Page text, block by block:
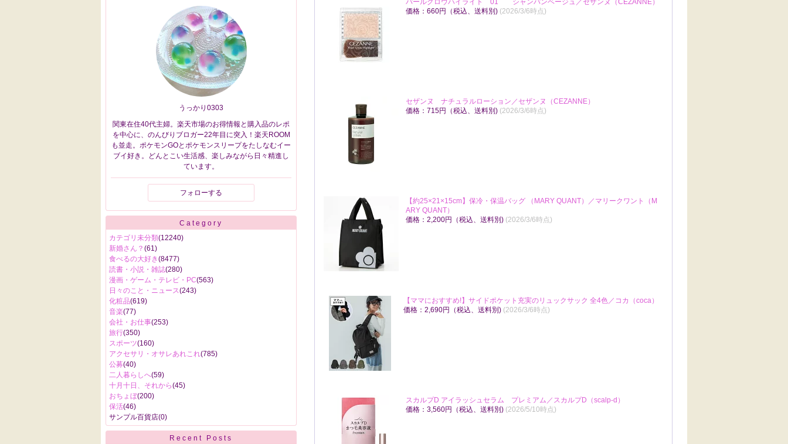
うっかり0303
関東在住40代主婦。楽天市場のお得情報と購入品のレポ
を中心に、のんびりブロガー22年目に突入！楽天ROOM
も並走。ポケモンGOとポケモンスリープをたしなむイー
ブイ好き。どんとこい生活感、楽しみながら日々精進し
ています。
フォローする
Category
カテゴリ未分類(12240)
新婚さん？ (61)
食べるの大好き(8477)
読書・小説・雑誌(280)
漫画・ゲーム・テレビ・PC(563)
日々のこと・ニュース(243)
化粧品(619)
音楽(77)
会社・お仕事(253)
旅行(350)
スポーツ(160)
アクセサリ・オサレあれこれ(785)
公募(40)
二人暮らしへ(59)
十月十日、それから(45)
おちょぼ(200)
保活(46)
サンプル百貨店(0)
Recent Posts
パールグロウハイライト 01 シャンパンベージュ／セザンヌ（CEZANNE）
価格：660円（税込、送料別) (2026/3/6時点)
セザンヌ ナチュラルローション／セザンヌ（CEZANNE）
価格：715円（税込、送料別) (2026/3/6時点)
【約25×21×15cm】保冷・保温バッグ （MARY QUANT）／マリークワント（M
ARY QUANT）
価格：2,200円（税込、送料別) (2026/3/6時点)
【ママにおすすめ!】サイドポケット充実のリュックサック 全4色／コカ（coca）
価格：2,690円（税込、送料別) (2026/3/6時点)
スカルプD アイラッシュセラム プレミアム／スカルプD（scalp-d）
価格：3,560円（税込、送料別) (2026/5/10時点)